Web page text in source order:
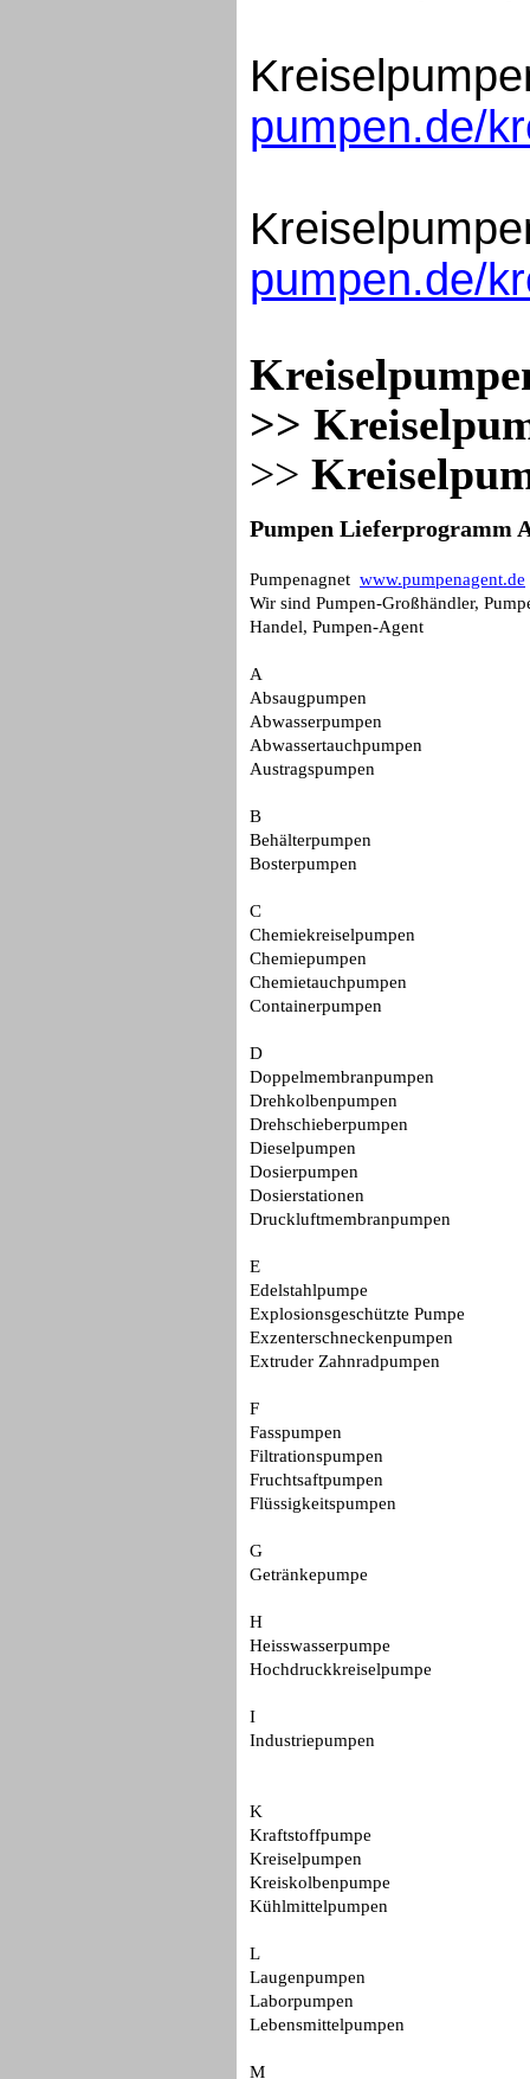
pumpen.de/
pumpen.de/
>>
>>
Pumpen Lieferprogramm
Pumpenagnet www.pumpenagent.de
Wir sind Pumpen-Großhändler,
Handel, Pumpen-Agent
A
Absaugpumpen
Abwasserpumpen
Abwassertauchpumpen
Austragspumpen
B
Behälterpumpen
Bosterpumpen
C
Chemiekreiselpumpen
Chemiepumpen
Chemietauchpumpen
Containerpumpen
D
Doppelmembranpumpen
Drehkolbenpumpen
Drehschieberpumpen
Dieselpumpen
Dosierpumpen
Dosierstationen
Druckluftmembranpumpen
E
Edelstahlpumpe
Explosionsgeschützte Pumpe
Exzenterschneckenpumpen
Extruder Zahnradpumpen
F
Fasspumpen
Filtrationspumpen
Fruchtsaftpumpen
Flüssigkeitspumpen
G
Getränkepumpe
H
Heisswasserpumpe
Hochdruckkreiselpumpe
I
Industriepumpen
K
Kraftstoffpumpe
Kreiselpumpen
Kreiskolbenpumpe
Kühlmittelpumpen
L
Laugenpumpen
Laborpumpen
Lebensmittelpumpen
M